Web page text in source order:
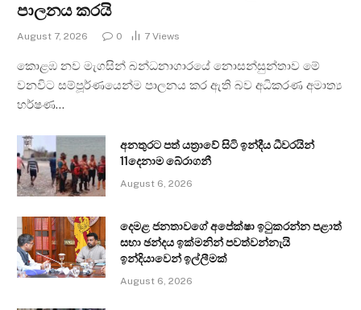
පාලනය කරයි
August 7, 2026 0 7 Views
කොළඹ නව මැගසින් බන්ධනාගාරයේ නොසන්සුන්තාව මේ
වනවිට සම්පූර්ණයෙන්ම පාලනය කර ඇති බව අධිකරණ අමාත්‍ය
හර්ෂණ…
අනතුරට පත් යත්‍රාවේ සිටි ඉන්දීය ධීවරයින්
11දෙනාම බේරාගනී
August 6, 2026
දෙමළ ජනතාවගේ අපේක්ෂා ඉටුකරන්න පළාත්
සභා ඡන්දය ඉක්මනින් පවත්වන්නැයි
ඉන්දියාවෙන් ඉල්ලීමක්
August 6, 2026